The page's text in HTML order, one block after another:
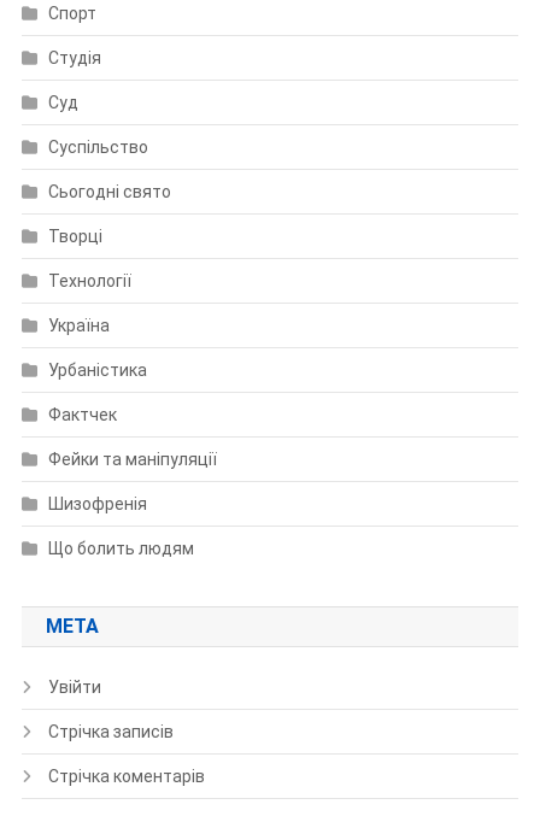
Спорт
Студія
Суд
Суспільство
Сьогодні свято
Творці
Технології
Україна
Урбаністика
Фактчек
Фейки та маніпуляції
Шизофренія
Що болить людям
МЕТА
Увійти
Стрічка записів
Стрічка коментарів